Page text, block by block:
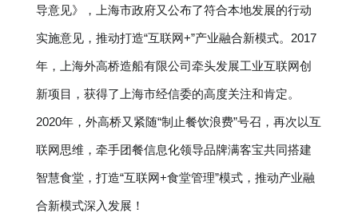
导意见》，上海市政府又公布了符合本地发展的行动
实施意见，推动打造“互联网+”产业融合新模式。2017
年，上海外高桥造船有限公司牵头发展工业互联网创
新项目，获得了上海市经信委的高度关注和肯定。
2020年，外高桥又紧随“制止餐饮浪费”号召，再次以互
联网思维，牵手团餐信息化领导品牌满客宝共同搭建
智慧食堂，打造“互联网+食堂管理”模式，推动产业融
合新模式深入发展！